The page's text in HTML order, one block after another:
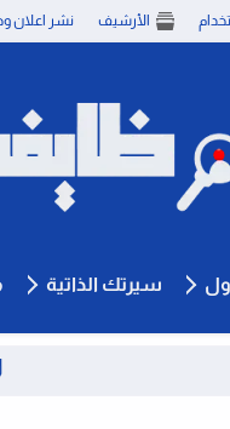
الأرشيف نشر اعلان
سيرتك الذاتية
شركة